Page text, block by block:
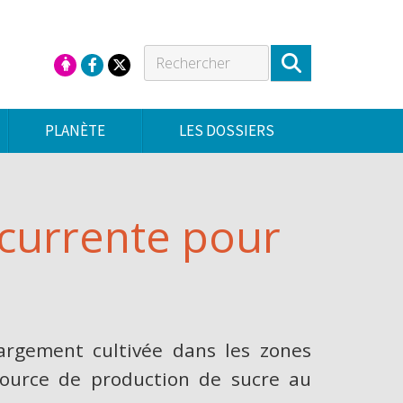
pour
cultivée dans les zones
de production de sucre au
PLANÈTE LES DOSSIERS